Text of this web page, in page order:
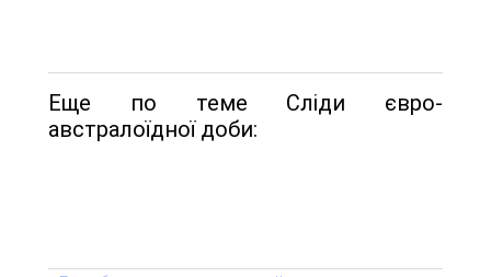
Еще по теме Сліди євро-
австралоїдної доби: